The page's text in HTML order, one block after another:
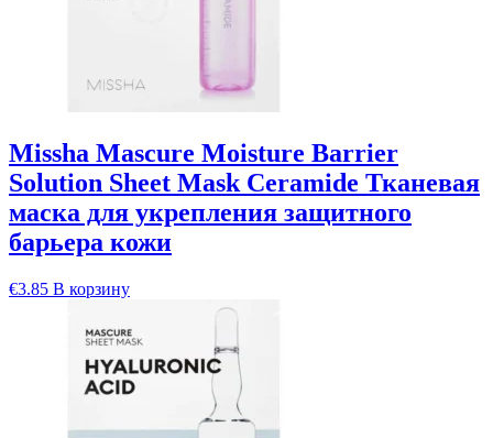
Missha Mascure Moisture Barrier
Solution Sheet Mask Ceramide Тканевая
маска для укрепления защитного
барьера кожи
€3.85 В корзину